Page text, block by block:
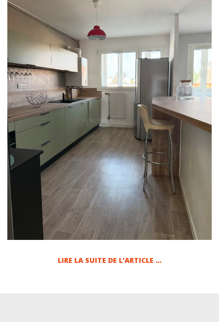
M
G
_
1
6
0
8
LIRE LA SUITE DE L’ARTICLE …